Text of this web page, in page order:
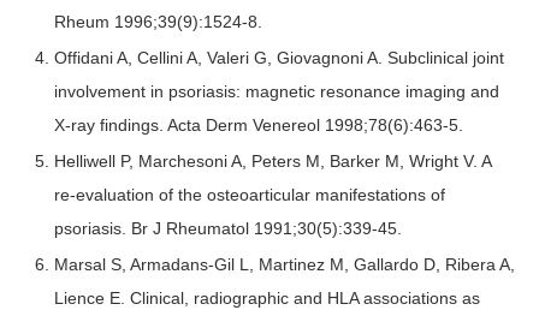
Rheum 1996;39(9):1524-8.
Offidani A, Cellini A, Valeri G, Giovagnoni A. Subclinical joint
involvement in psoriasis: magnetic resonance imaging and
X-ray findings. Acta Derm Venereol 1998;78(6):463-5.
Helliwell P, Marchesoni A, Peters M, Barker M, Wright V. A
re-evaluation of the osteoarticular manifestations of
psoriasis. Br J Rheumatol 1991;30(5):339-45.
Marsal S, Armadans-Gil L, Martinez M, Gallardo D, Ribera A,
Lience E. Clinical, radiographic and HLA associations as